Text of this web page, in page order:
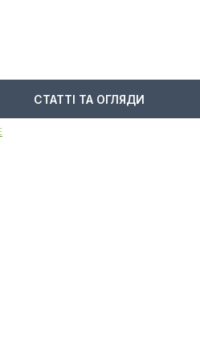
СТАТТІ ТА ОГЛЯДИ